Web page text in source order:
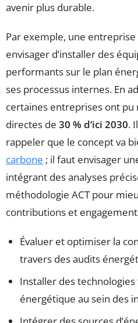
avenir plus durable.
Par exemple, une
envisager d’installer des
performants sur le plan
ses processus internes. En
certaines entreprises ont
directes de 30 % d’ici 2030.
rappeler que le concept va
carbone ; il faut envisager
intégrant des analyses
méthodologie ACT pour
contributions et
Évaluer et optimiser la
travers des audits
Installer des technologies
énergétique au sein des